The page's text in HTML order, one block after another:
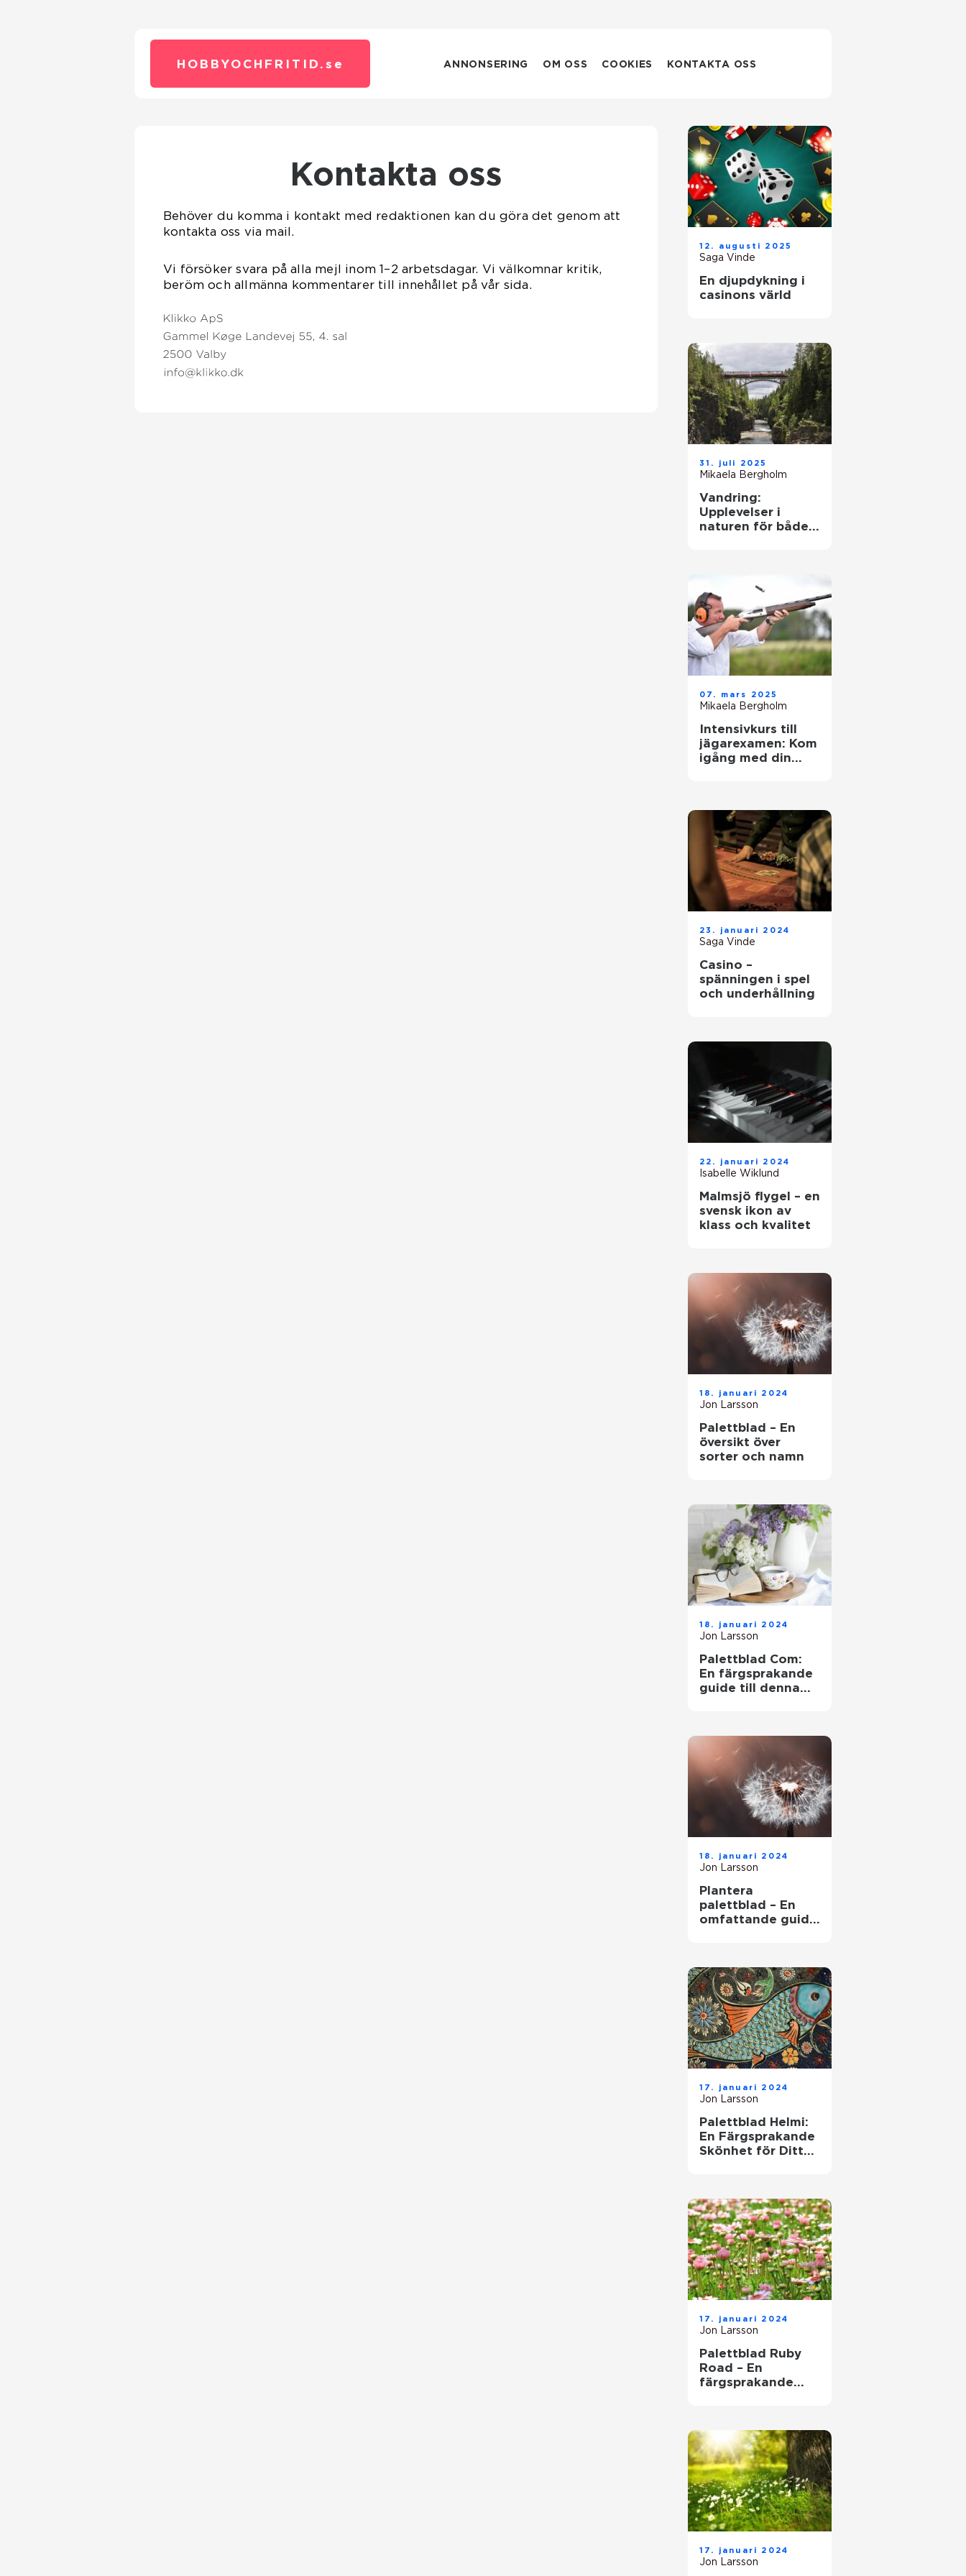
HOBBYOCHFRITID. se ANNONSERING OM OSS COOKIES KONTAKTA OSS
Kontakta oss
Behöver du komma i kontakt med redaktionen kan du göra det genom att
kontakta oss via mail.
Vi försöker svara på alla mejl inom 1–2 arbetsdagar. Vi välkomnar kritik,
beröm och allmänna kommentarer till innehållet på vår sida.
12. augusti 2025
Saga Vinde
En djupdykning i
casinons värld
31. juli 2025
Mikaela Bergholm
Vandring:
Upplevelser i
naturen för både
07. mars 2025
Mikaela Bergholm
Intensivkurs till
jägarexamen: Kom
igång med din
23. januari 2024
Saga Vinde
Casino –
spänningen i spel
och underhållning
22. januari 2024
Isabelle Wiklund
Malmsjö flygel – en
svensk ikon av
klass och kvalitet
18. januari 2024
Jon Larsson
Palettblad – En
översikt över
sorter och namn
18. januari 2024
Jon Larsson
Palettblad Com:
En färgsprakande
guide till denna
18. januari 2024
Jon Larsson
Plantera
palettblad – En
omfattande guide
17. januari 2024
Jon Larsson
Palettblad Helmi:
En Färgsprakande
Skönhet för Ditt
17. januari 2024
Jon Larsson
Palettblad Ruby
Road – En
färgsprakande
17. januari 2024
Jon Larsson